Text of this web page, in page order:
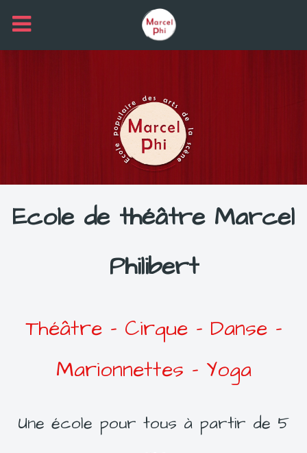
Ecole de théâtre Marcel
Philibert
Théâtre – Cirque - Danse -
Marionnettes - Yoga
Une école pour tous à partir de 5